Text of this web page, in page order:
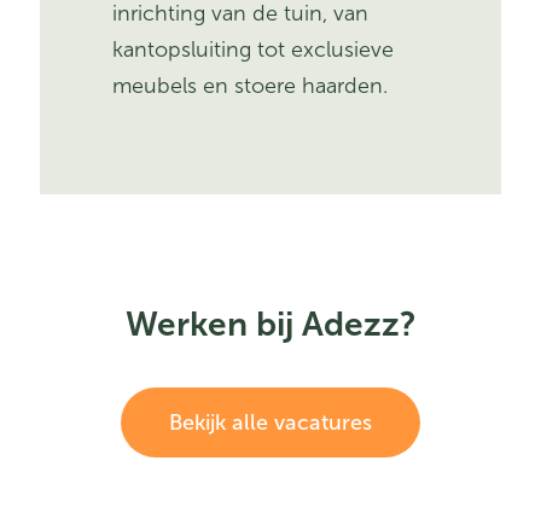
inrichting van de tuin, van
kantopsluiting tot exclusieve
meubels en stoere haarden.
Werken bij Adezz?
Bekijk alle vacatures